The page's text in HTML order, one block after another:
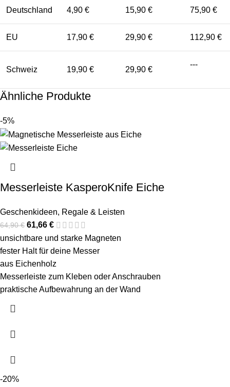
Deutschland 4,90 € 15,90 € 75,90 €
EU 17,90 € 29,90 € 112,90 €
Schweiz 19,90 € 29,90 €
---
Ähnliche Produkte
-5%
Messerleiste KasperoKnife Eiche
Geschenkideen, Regale & Leisten
64,90€ 61,66 €
unsichtbare und starke Magneten
fester Halt für deine Messer
aus Eichenholz
Messerleiste zum Kleben oder Anschrauben
praktische Aufbewahrung an der Wand
-20%